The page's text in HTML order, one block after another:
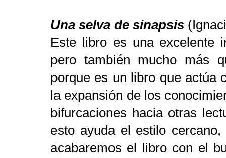
Una selva de sinapsis
Este libro es una excelente
pero también mucho más
porque es un libro que actúa
la expansión de los
bifurcaciones hacia otras
esto ayuda el estilo
acabaremos el libro con el